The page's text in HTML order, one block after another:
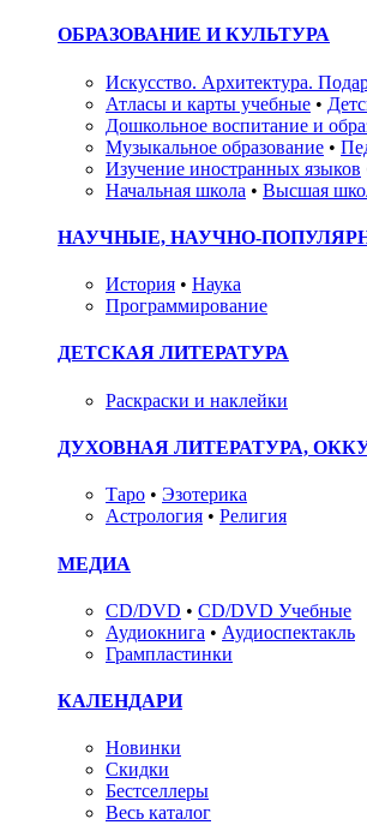
ОБРАЗОВАНИЕ И КУЛЬТУРА
Искусство. Архитектура.
Атласы и карты учебные •
Дошкольное воспитание и
Музыкальное образование •
Изучение иностранных языков
Начальная школа • Высшая
НАУЧНЫЕ, НАУЧНО-
История • Наука
Программирование
ДЕТСКАЯ ЛИТЕРАТУРА
Раскраски и наклейки
ДУХОВНАЯ ЛИТЕРАТУРА,
Таро • Эзотерика
Астрология • Религия
МЕДИА
CD/DVD • CD/DVD Учебные
Аудиокнига • Аудиоспектакль
Грампластинки
КАЛЕНДАРИ
Новинки
Скидки
Бестселлеры
Весь каталог